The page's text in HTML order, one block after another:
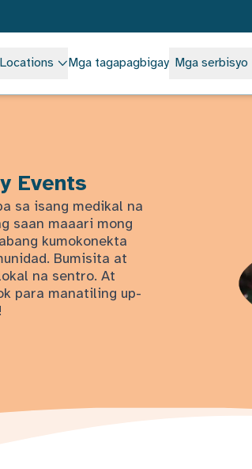
Locations Mga tagapagbigay Mga serbisyo
Events
sa isang medikal na
saan maaari mong
kumokonekta
Bumisita at
na sentro. At
para manatiling up-